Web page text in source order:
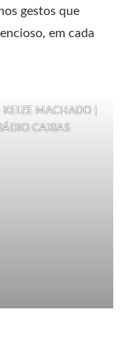
gestos que
em cada
KEIZE MACHADO |
CAXIAS